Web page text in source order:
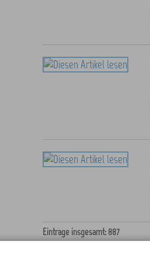
Einträge insgesamt: 887